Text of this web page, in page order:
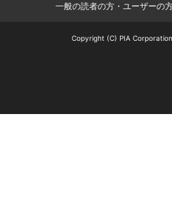
一般の読者の方・ユーザーの
Copyright (C) PIA